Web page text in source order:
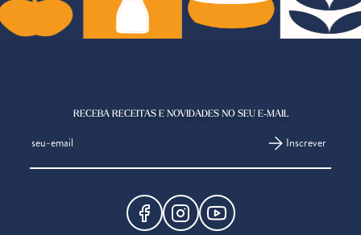
RECEBA RECEITAS E NOVIDADES NO SEU E-MAIL
Inscrever